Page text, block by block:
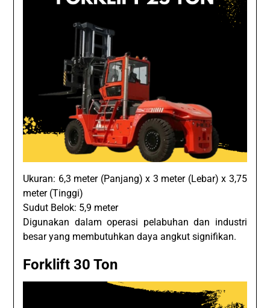
Ukuran: 6,3 meter (Panjang) x 3 meter (Lebar) x 3,75
meter (Tinggi)
Sudut Belok: 5,9 meter
Digunakan dalam operasi pelabuhan dan industri
besar yang membutuhkan daya angkut signifikan.
Forklift 30 Ton